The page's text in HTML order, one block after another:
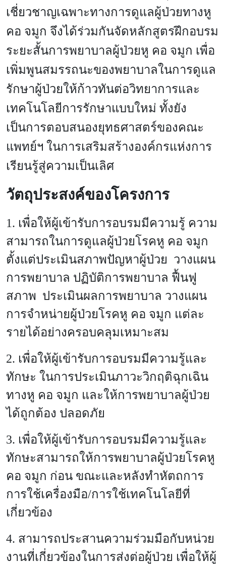
เชี่ยวชาญเฉพาะทางการดูแลผู้ป่วยทางหู
คอ จมูก จึงได้ร่วมกันจัดหลักสูตรฝึกอบรม
ระยะสั้นการพยาบาลผู้ป่วยหู คอ จมูก เพื่อ
เพิ่มพูนสมรรถนะของพยาบาลในการดูแล
รักษาผู้ป่วยให้ก้าวทันต่อวิทยาการและ
เทคโนโลยีการรักษาแบบใหม่ ทั้งยัง
เป็นการตอบสนองยุทธศาสตร์ของคณะ
แพทย์ฯ ในการเสริมสร้างองค์กรแห่งการ
เรียนรู้สู่ความเป็นเลิศ
วัตถุประสงค์ของโครงการ
1. เพื่อให้ผู้เข้ารับการอบรมมีความรู้ ความ
สามารถในการดูแลผู้ป่วยโรคหู คอ จมูก
ตั้งแต่ประเมินสภาพปัญหาผู้ป่วย วางแผน
การพยาบาล ปฏิบัติการพยาบาล ฟื้นฟู
สภาพ ประเมินผลการพยาบาล วางแผน
การจำหน่ายผู้ป่วยโรคหู คอ จมูก แต่ละ
รายได้อย่างครอบคลุมเหมาะสม
2. เพื่อให้ผู้เข้ารับการอบรมมีความรู้และ
ทักษะ ในการประเมินภาวะวิกฤติฉุกเฉิน
ทางหู คอ จมูก และให้การพยาบาลผู้ป่วย
ได้ถูกต้อง ปลอดภัย
3. เพื่อให้ผู้เข้ารับการอบรมมีความรู้และ
ทักษะสามารถให้การพยาบาลผู้ป่วยโรคหู
คอ จมูก ก่อน ขณะและหลังทำหัตถการ
การใช้เครื่องมือ/การใช้เทคโนโลยีที่
เกี่ยวข้อง
4. สามารถประสานความร่วมมือกับหน่วย
งานที่เกี่ยวข้องในการส่งต่อผู้ป่วย เพื่อให้ผู้